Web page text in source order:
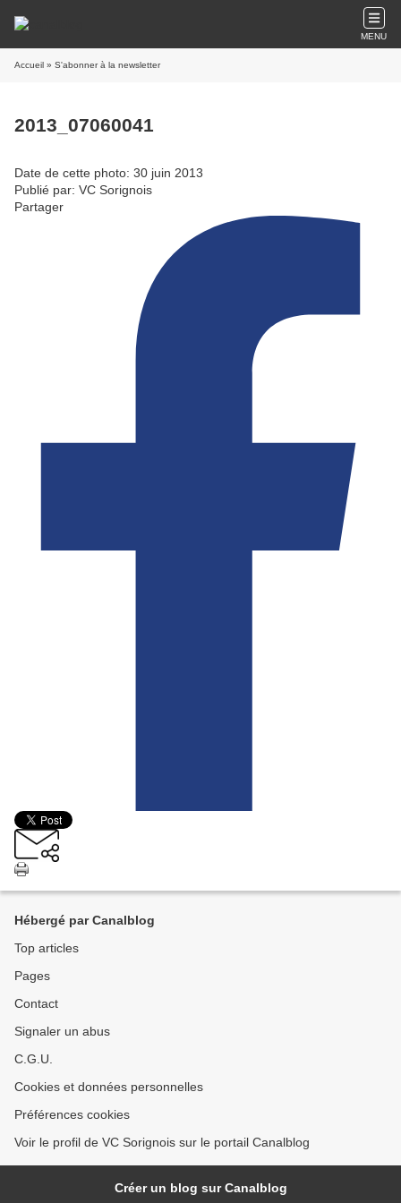
MENU
Accueil » S'abonner à la newsletter
2013_07060041
Date de cette photo: 30 juin 2013
Publié par: VC Sorignois
Partager
Hébergé par Canalblog
Top articles
Pages
Contact
Signaler un abus
C.G.U.
Cookies et données personnelles
Préférences cookies
Voir le profil de VC Sorignois sur le portail Canalblog
Créer un blog sur Canalblog